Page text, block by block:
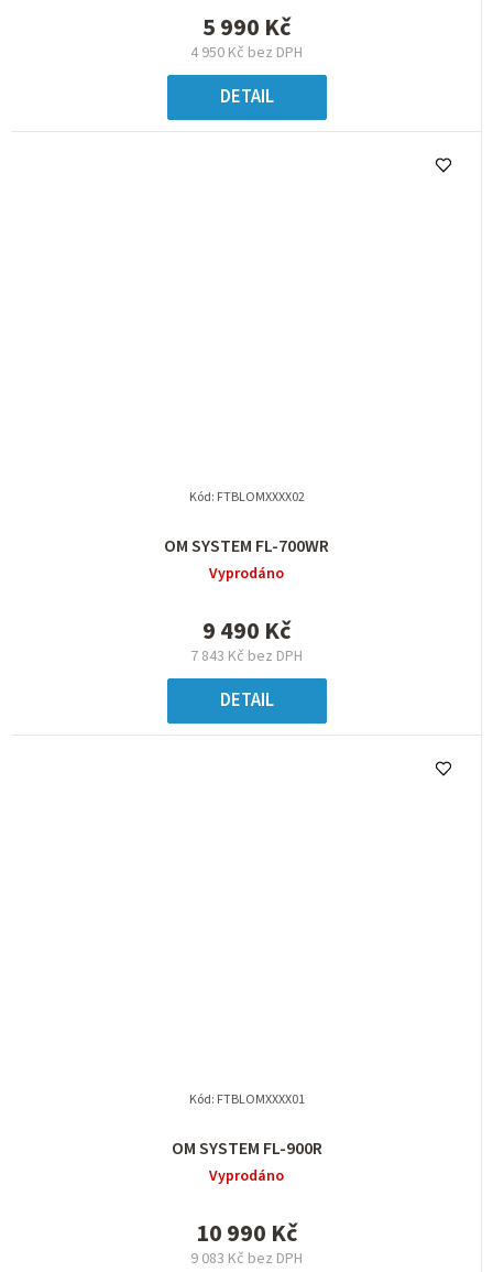
4 950 Kč bez DPH
5 990 Kč
DETAIL
OM SYSTEM FL-700WR
Vyprodáno
7 843 Kč bez DPH
9 490 Kč
DETAIL
Kód: FTBLOMXXXX02
OM SYSTEM FL-900R
Vyprodáno
9 083 Kč bez DPH
10 990 Kč
Kód: FTBLOMXXXX01